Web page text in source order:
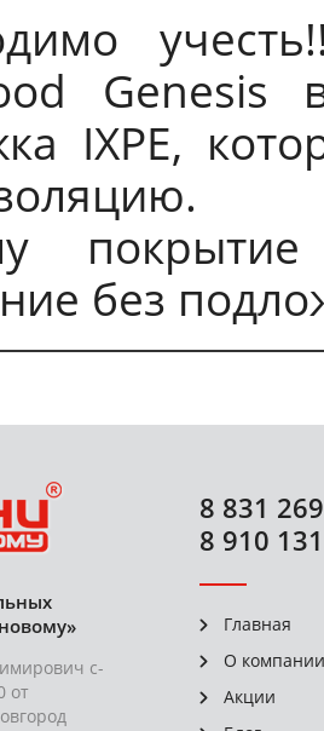
Genesis
IXPE,
без
с-
от
8 831
8 910
Главная
О компании
Акции